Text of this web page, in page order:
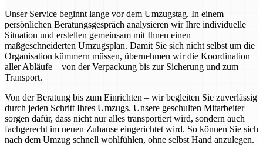
Unser Service beginnt lange vor dem Umzugstag. In einem
persönlichen Beratungsgespräch analysieren wir Ihre individuelle
Situation und erstellen gemeinsam mit Ihnen einen
maßgeschneiderten Umzugsplan. Damit Sie sich nicht selbst um die
Organisation kümmern müssen, übernehmen wir die Koordination
aller Abläufe – von der Verpackung bis zur Sicherung und zum
Transport.
Von der Beratung bis zum Einrichten – wir begleiten Sie zuverlässig
durch jeden Schritt Ihres Umzugs. Unsere geschulten Mitarbeiter
sorgen dafür, dass nicht nur alles transportiert wird, sondern auch
fachgerecht im neuen Zuhause eingerichtet wird. So können Sie sich
nach dem Umzug schnell wohlfühlen, ohne selbst Hand anzulegen.